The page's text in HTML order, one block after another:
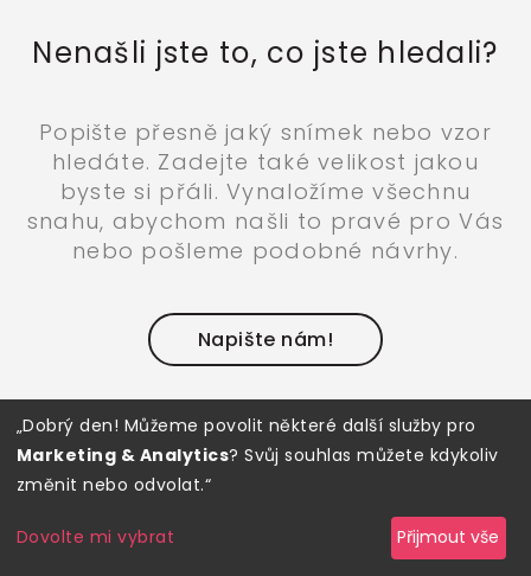
Nenašli jste to, co jste hledali?
Popište přesně jaký snímek nebo vzor
hledáte. Zadejte také velikost jakou
byste si přáli. Vynaložíme všechnu
snahu, abychom našli to pravé pro Vás
nebo pošleme podobné návrhy.
Napište nám!
„Dobrý den! Můžeme povolit některé další služby pro
Marketing & Analytics? Svůj souhlas můžete kdykoliv
změnit nebo odvolat.“
Dovolte mi vybrat Přijmout vše